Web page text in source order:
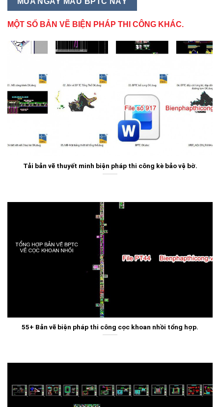
MỘT SỐ BẢN VẼ BIỆN PHÁP THI CÔNG KHÁC.
Tải bản vẽ thuyết minh biện pháp thi công kè bảo vệ bờ.
55+ Bản vẽ biện pháp thi công cọc khoan nhồi tổng hợp.